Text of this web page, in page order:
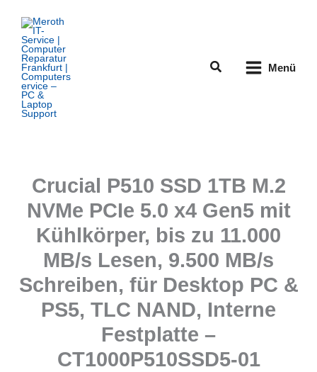
Inhalt
springen
Suchen Menü
Crucial P510 SSD 1TB M.2
NVMe PCIe 5.0 x4 Gen5 mit
Kühlkörper, bis zu 11.000
MB/s Lesen, 9.500 MB/s
Schreiben, für Desktop PC &
PS5, TLC NAND, Interne
Festplatte –
CT1000P510SSD5-01